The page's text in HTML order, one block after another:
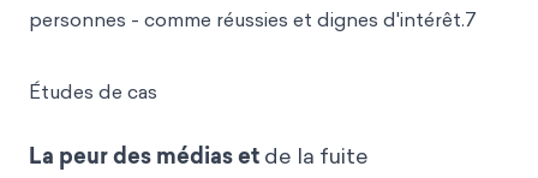
personnes - comme réussies et dignes d'intérêt.7
Études de cas
La peur des médias et de la fuite